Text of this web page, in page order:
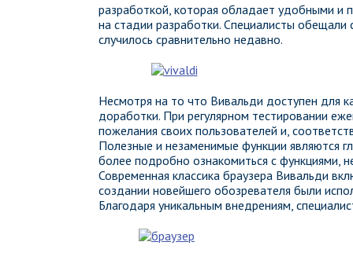
разработкой, которая обладает удобными и
на стадии разработки. Специалисты
случилось сравнительно недавно.
Несмотря на то что Вивальди доступен для
доработки. При регулярном тестировании
пожелания своих пользователей и,
Полезные и незаменимые функции являются
более подробно ознакомиться с функциями,
Современная классика браузера Вивальди
создании новейшего обозревателя были
Благодаря уникальным внедрениям,